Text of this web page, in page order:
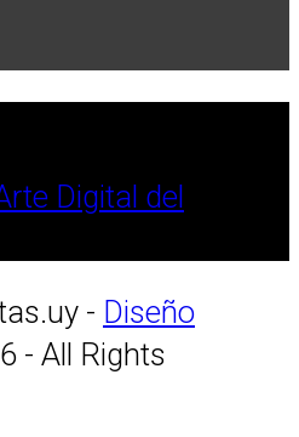
Digital del
- Diseño
- All Rights